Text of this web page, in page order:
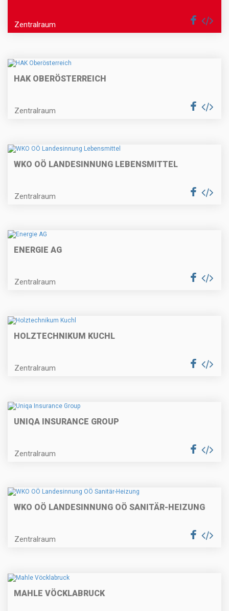
Zentralraum
HAK OBERÖSTERREICH
Zentralraum
WKO OÖ LANDESINNUNG LEBENSMITTEL
Zentralraum
ENERGIE AG
Zentralraum
HOLZTECHNIKUM KUCHL
Zentralraum
UNIQA INSURANCE GROUP
Zentralraum
WKO OÖ LANDESINNUNG OÖ SANITÄR-HEIZUNG
Zentralraum
MAHLE VÖCKLABRUCK